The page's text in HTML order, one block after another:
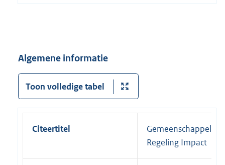
Algemene informatie
Toon volledige tabel
Citeertitel
Gemeenschappelijke
Regeling Impact